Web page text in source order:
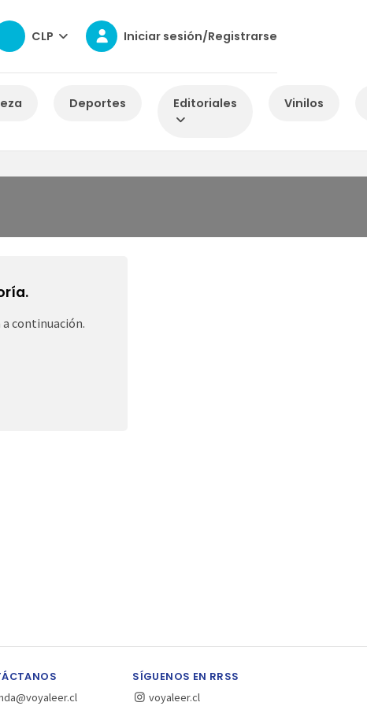
CLP Iniciar sesión/Registrarse
Deportes Editoriales Vinilos
continuación.
SÍGUENOS EN RRSS
voyaleer.cl